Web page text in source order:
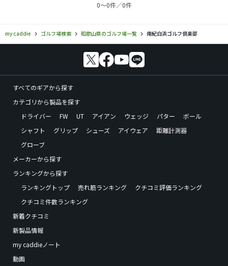
0〜0件／0件
my caddie ゴルフ場検索 和歌山県のゴルフ場一覧 南紀白浜ゴルフ倶楽部
すべてのギアから探す
カテゴリから製品を探す
ドライバー
FW UT アイアン ウェッジ パター
ボール
シャフト
グリップ シューズ アイウェア
距離計測器
グローブ
メーカーから探す
ランキングから探す
ランキングトップ
売れ筋ランキング
クチコミ評価ランキング
クチコミ件数ランキング
新着クチコミ
新製品情報
my caddieノート
動画